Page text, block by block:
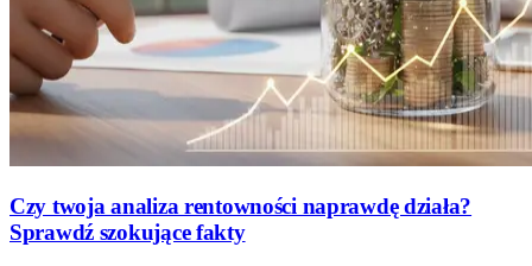
Czy twoja analiza rentowności naprawdę działa?
Sprawdź szokujące fakty